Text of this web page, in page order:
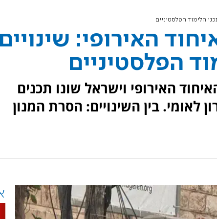
הלימוד הפלסטיניים
האירופי:
הפלסטיניים
האירופי וישראל שונו תכנים
לאומי. בין השינויים: הסרת המנון